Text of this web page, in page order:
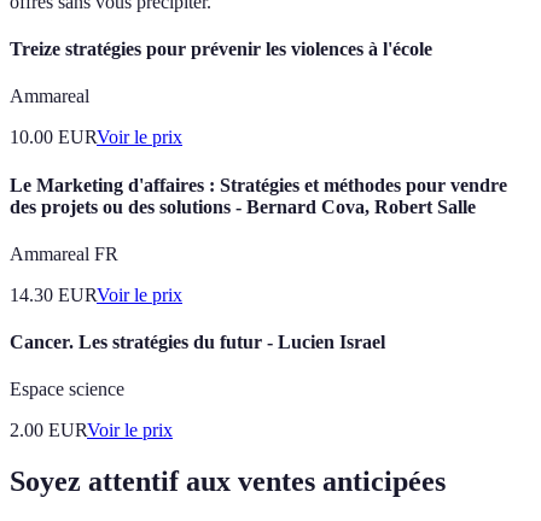
Treize stratégies pour prévenir les violences à l'école
Ammareal
10.00 EURVoir le prix
Le Marketing d'affaires : Stratégies et méthodes pour vendre
des projets ou des solutions - Bernard Cova, Robert Salle
Ammareal FR
14.30 EURVoir le prix
Cancer. Les stratégies du futur - Lucien Israel
Espace science
2.00 EURVoir le prix
Soyez attentif aux ventes anticipées